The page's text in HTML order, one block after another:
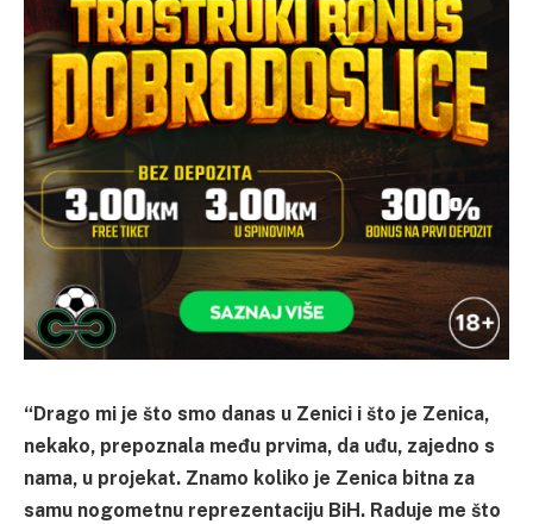
“Drago mi je što smo danas u Zenici i što je Zenica,
nekako, prepoznala među prvima, da uđu, zajedno s
nama, u projekat. Znamo koliko je Zenica bitna za
samu nogometnu reprezentaciju BiH. Raduje me što